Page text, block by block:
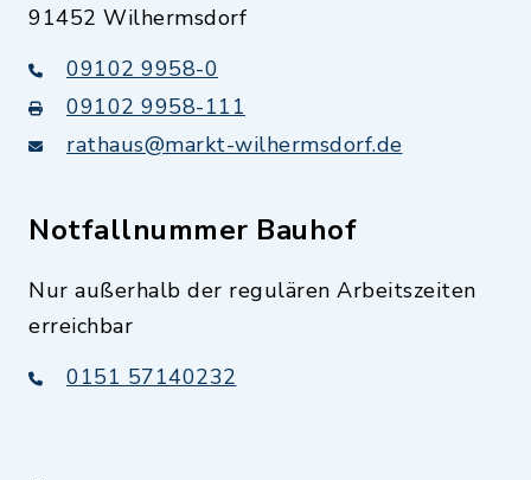
91452 Wilhermsdorf
09102 9958-0
09102 9958-111
rathaus@markt-wilhermsdorf.de
Notfallnummer Bauhof
Nur außerhalb der regulären Arbeitszeiten
erreichbar
0151 57140232